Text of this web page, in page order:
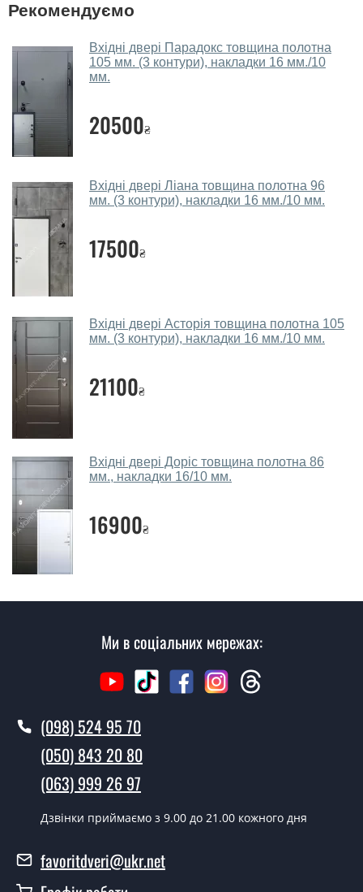
Так, у нас великий вибір міжкімнатних та вхідних
Чи допомагаєте ви вибрати двері
Так. Ми консультуємо покупців
месенджери, онлайн-чат або безпосередньо в нашому
салоні-магазині.
Які двері вхідні порадите?
Наші рекомендації залежать від необхідних
параметрів, бюджету та інших факторів. Підбір
вхідних дверей проводиться індивідуально для
кожного відвідувача.
Так, робимо. Наші фахівці можуть зробити замір та
консультацію на виїзді. Кожен співробітник має із
собою каталоги кольорів та візерунків. Після виміру та
консультації Ви можете оформити заявку, не
відвідуючи наш офіс.
Виклик замірника-консультанта коштує 450 грн.
Ви робите установку вхідних дверей?
Так робимо. Монтаж вхідних дверей проводиться
Вартість встановлення дверей Стілгард браун - від
Як швидко можете встановити двері
наявності їх на складі, чи наступного дня.
Чи можна на сьогодні викликати
замірника?
У вас є в наявності готові двері
Рекомендуємо
Вхідні двері Парадокс товщина полотна
105 мм. (3 контури), накладки 16 мм./10
мм.
20500₴
Вхідні двері Ліана товщина полотна 96
мм. (3 контури), накладки 16 мм./10 мм.
17500₴
Вхідні двері Асторія товщина полотна 105
мм. (3 контури), накладки 16 мм./10 мм.
21100₴
Вхідні двері Доріс товщина полотна 86
мм., накладки 16/10 мм.
16900₴
Ми в соціальних мережах:
(098) 524 95 70
(050) 843 20 80
(063) 999 26 97
Дзвінки приймаємо з 9.00 до 21.00 кожного дня
favoritdveri@ukr.net